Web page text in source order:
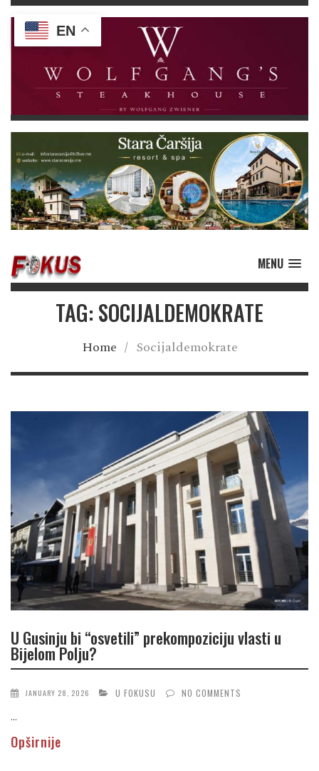
MENU
TAG: SOCIJALDEMOKRATE
Home / Socijaldemokrate
U Gusinju bi “osvetili” prekompoziciju vlasti u
Bijelom Polju?
JANUARY 28, 2026 U FOKUSU NO COMMENTS
...
Opširnije
EN